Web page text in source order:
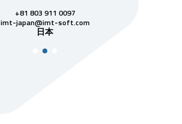
+81 803 911 0097
imt-japan@imt-soft.com
日本